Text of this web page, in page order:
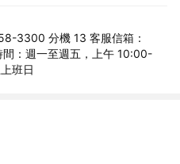
3300 分機 13 客服信箱：
：週一至週五，上午 10:00-
班日